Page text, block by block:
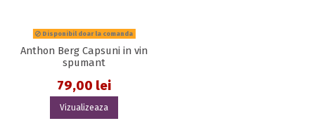
Disponibil doar la comanda
Anthon Berg Capsuni in vin
spumant
79,00 lei
Vizualizeaza